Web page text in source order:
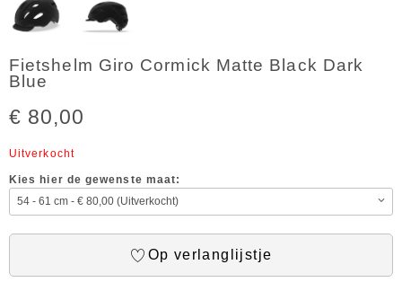
Fietshelm Giro Cormick Matte Black Dark
Blue
€ 80,00
Uitverkocht
Kies hier de gewenste maat:
Op verlanglijstje